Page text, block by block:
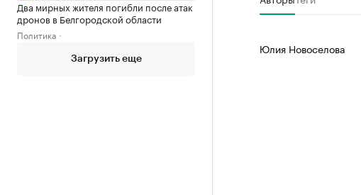
Два мирных жителя погибли после атак
дронов в Белгородской области
Политика
Загрузить еще
Юлия Новоселова